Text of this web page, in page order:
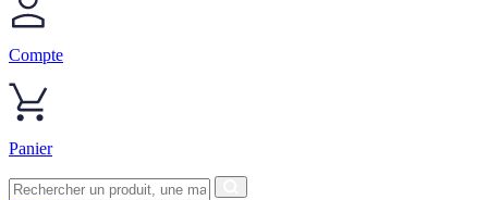
Compte
Panier